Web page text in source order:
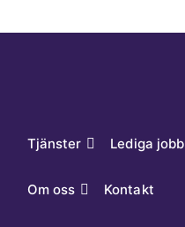
Tjänster Lediga jobb
Om oss Kontakt